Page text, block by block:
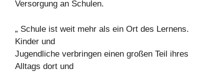
Versorgung an Schulen.
„ Schule ist weit mehr als ein Ort des Lernens.
Kinder und
Jugendliche verbringen einen großen Teil ihres
Alltags dort und